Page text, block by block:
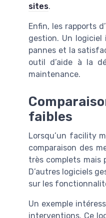
sites.
Enfin, les rapports
gestion. Un
pannes et la
outil d’aide à la
maintenance.
faibles
Lorsqu’un facility
comparaison des
très complets mais
D’autres logiciels
sur les
Un exemple
interventions. Ce